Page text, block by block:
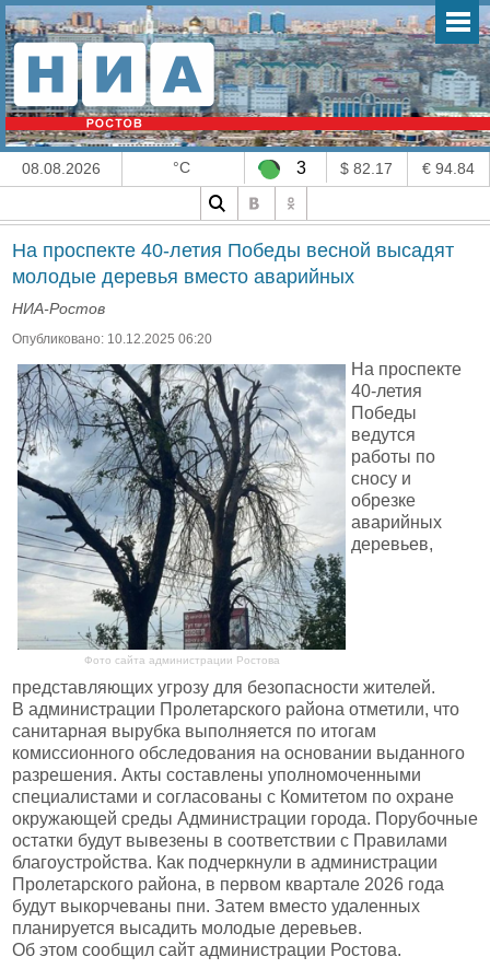
08.08.2026 °C 3 $ 82.17 € 94.84
На проспекте 40-летия Победы весной высадят
молодые деревья вместо аварийных
НИА-Ростов
Опубликовано: 10.12.2025 06:20
Фото сайта администрации Ростова
На проспекте
40-летия
Победы
ведутся
работы по
сносу и
обрезке
аварийных
деревьев,
представляющих угрозу для безопасности жителей.
В администрации Пролетарского района отметили, что
санитарная вырубка выполняется по итогам
комиссионного обследования на основании выданного
разрешения. Акты составлены уполномоченными
специалистами и согласованы с Комитетом по охране
окружающей среды Администрации города. Порубочные
остатки будут вывезены в соответствии с Правилами
благоустройства. Как подчеркнули в администрации
Пролетарского района, в первом квартале 2026 года
будут выкорчеваны пни. Затем вместо удаленных
планируется высадить молодые деревьев.
Об этом сообщил сайт администрации Ростова.